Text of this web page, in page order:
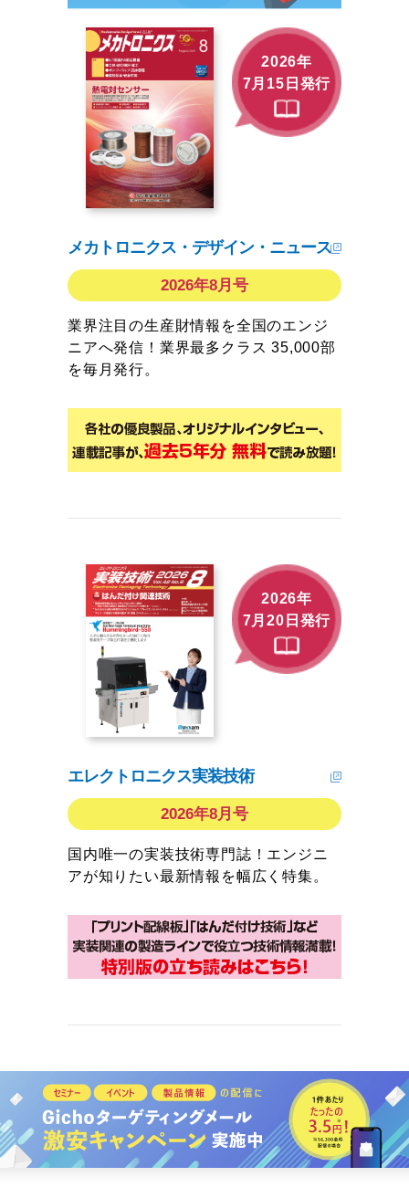
2026年
7月15日発行
メカトロニクス・デザイン・ニュース
2026年8月号
業界注目の生産財情報を全国のエンジ
ニアへ発信！業界最多クラス 35,000部
を毎月発行。
2026年
7月20日発行
エレクトロニクス実装技術
2026年8月号
国内唯一の実装技術専門誌！エンジニ
アが知りたい最新情報を幅広く特集。